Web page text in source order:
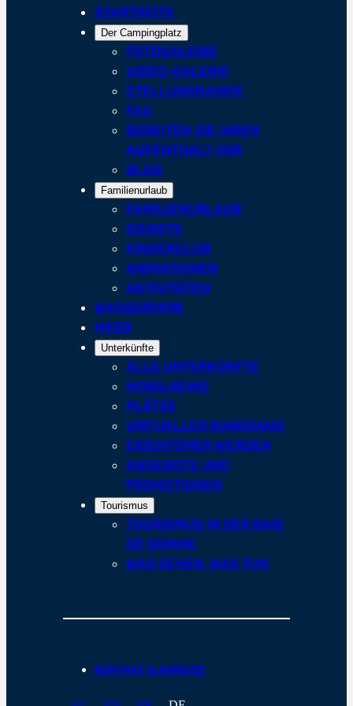
STARTSEITE
Der Campingplatz
FOTOGALERIE
VIDEO-GALERIE
STELLUNGNAHME
FAQ
BEREITEN SIE IHREN
AUFENTHALT VOR
BLOG
Familienurlaub
FAMILIENURLAUB
DIENSTE
KINDERCLUB
ANIMATIONEN
AKTIVITÄTEN
WASSERPARK
MEER
Unterkünfte
ALLE UNTERKÜNFTE
MOBILHEIME
PLÄTZE
VIRTUELLER RUNDGANG
EIGENTÜMER WERDEN
ANGEBOTE UND
PROMOTIONEN
Tourismus
TOURISMUS IN DER BAIE
DE SOMME
WAS SEHEN, WAS TUN
KONTAKT & ANREISE